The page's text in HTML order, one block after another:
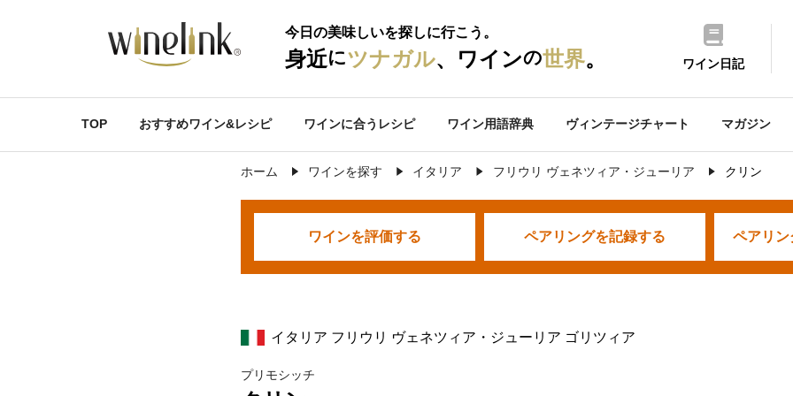
今日の美味しいを探しに行こう。
身近にツナガル、ワインの世界。 ワイン日記
TOP おすすめワイン&レシピ ワインに合うレシピ ワイン用語辞典 ヴィンテージチャート マガジン
ホーム ワインを探す イタリア フリウリ ヴェネツィア・ジューリア クリン
ワインを評価する ペアリングを記録する ペアリン
イタリア フリウリ ヴェネツィア・ジューリア ゴリツィア
プリモシッチ